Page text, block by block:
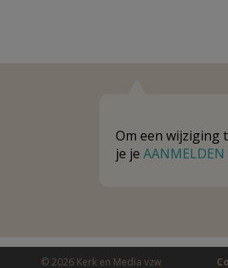
Om een wijziging
je je AANMELDEN
© 2026 Kerk en Media vzw